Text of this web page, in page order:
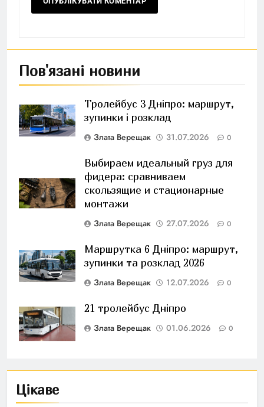
Пов'язані новини
Тролейбус 3 Дніпро: маршрут,
зупинки і розклад
Злата Верещак 31.07.2026 0
Выбираем идеальный груз для
фидера: сравниваем
скользящие и стационарные
монтажи
Злата Верещак 27.07.2026 0
Маршрутка 6 Дніпро: маршрут,
зупинки та розклад 2026
Злата Верещак 12.07.2026 0
21 тролейбус Дніпро
Злата Верещак 01.06.2026 0
Цікаве